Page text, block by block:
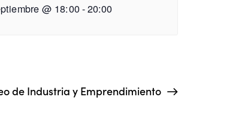
@ 18:00-20:00
de Industria y Emprendimiento